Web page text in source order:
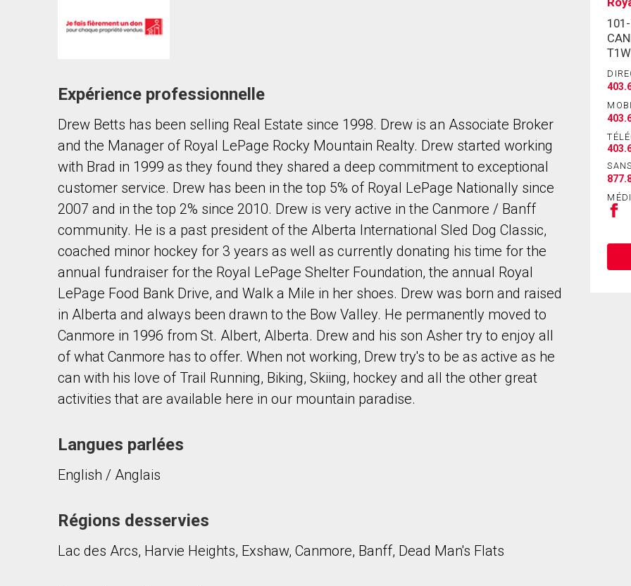
et
Téléphone
(Optionnel)
Message
En cliquant sur le bouton « soumettre », vous consentez à nos conditions d'utilisation et vous nous fournissez
Expérience professionnelle
Drew Betts has been selling Real Estate since 1998. Drew is an Associate Broker
and the Manager of Royal LePage Rocky Mountain Realty. Drew started working
with Brad in 1999 as they found they shared a deep commitment to exceptional
customer service. Drew has been in the top 5% of Royal LePage Nationally since
2007 and in the top 2% since 2010. Drew is very active in the Canmore / Banff
community. He is a past president of the Alberta International Sled Dog Classic,
coached minor hockey for 3 years as well as currently donating his time for the
annual fundraiser for the Royal LePage Shelter Foundation, the annual Royal
LePage Food Bank Drive, and Walk a Mile in her shoes. Drew was born and raised
in Alberta and always been drawn to the Bow Valley. He permanently moved to
Canmore in 1996 from St. Albert, Alberta. Drew and his son Asher try to enjoy all
of what Canmore has to offer. When not working, Drew try's to be as active as he
can with his love of Trail Running, Biking, Skiing, hockey and all the other great
activities that are available here in our mountain paradise.
Langues parlées
English / Anglais
Régions desservies
Lac des Arcs, Harvie Heights, Exshaw, Canmore, Banff, Dead Man's Flats